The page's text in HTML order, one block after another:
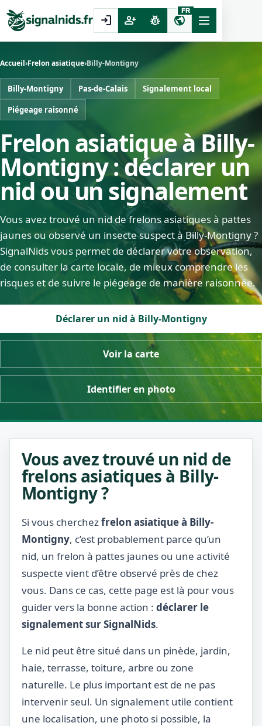
login person_add pest_control public
FR
Accueil›Frelon asiatique›Billy-Montigny
Billy-Montigny Pas-de-Calais
Signalement local
Piégeage raisonné
Frelon asiatique à Billy-
Montigny : déclarer un
nid ou un signalement
Vous avez trouvé un nid de frelons asiatiques à pattes
jaunes ou observé un insecte suspect à Billy-Montigny ?
SignalNids vous permet de déclarer votre observation,
de consulter la carte locale, de mieux comprendre les
risques et de suivre le piégeage de manière raisonnée.
Déclarer un nid à Billy-Montigny
Voir la carte
Identifier en photo
Vous avez trouvé un nid de
frelons asiatiques à Billy-
Montigny ?
Si vous cherchezfrelon asiatique à Billy-
Montigny, c’est probablement parce qu’un
nid, un frelon à pattes jaunes ou une activité
suspecte vient d’être observé près de chez
vous. Dans ce cas, cette page est là pour vous
guider vers la bonne action : déclarer le
signalement sur SignalNids.
Le nid peut être situé dans un pinède, jardin,
haie, terrasse, toiture, arbre ou zone
naturelle. Le plus important est de ne pas
intervenir seul. Un signalement utile contient
une localisation, une photo si possible, la